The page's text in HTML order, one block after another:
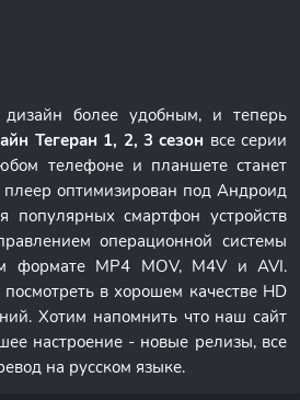
более удобным, и теперь
Тегеран 1, 2, 3 сезон все серии
телефоне и планшете станет
оптимизирован под Андроид
популярных смартфон устройств
операционной системы
формате MP4 MOV, M4V и AVI.
в хорошем качестве HD
Хотим напомнить что наш сайт
настроение - новые релизы, все
на русском языке.